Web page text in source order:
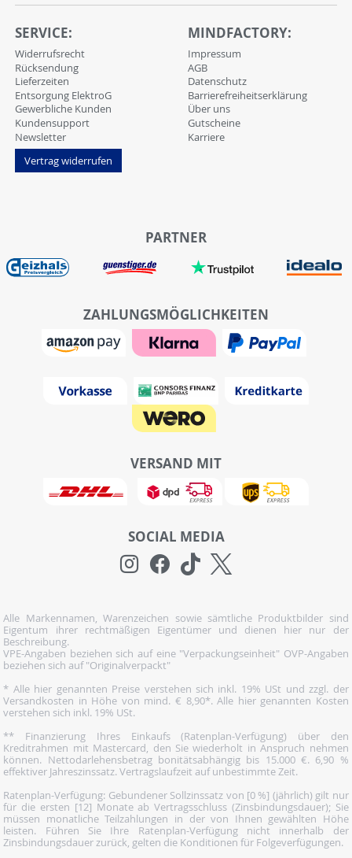
SERVICE:
Widerrufsrecht
Rücksendung
Lieferzeiten
Entsorgung ElektroG
Gewerbliche Kunden
Kundensupport
Newsletter
Vertrag widerrufen
MINDFACTORY:
Impressum
AGB
Datenschutz
Barrierefreiheitserklärung
Über uns
Gutscheine
Karriere
PARTNER
ZAHLUNGSMÖGLICHKEITEN
VERSAND MIT
SOCIAL MEDIA
Alle Markennamen, Warenzeichen sowie sämtliche Produktbilder sind
Eigentum ihrer rechtmäßigen Eigentümer und dienen hier nur der
Beschreibung.
VPE-Angaben beziehen sich auf eine "Verpackungseinheit" OVP-Angaben
beziehen sich auf "Originalverpackt"
* Alle hier genannten Preise verstehen sich inkl. 19% USt und zzgl. der
Versandkosten in Höhe von mind. € 8,90*. Alle hier genannten Kosten
verstehen sich inkl. 19% USt.
** Finanzierung Ihres Einkaufs (Ratenplan-Verfügung) über den
Kreditrahmen mit Mastercard, den Sie wiederholt in Anspruch nehmen
können. Nettodarlehensbetrag bonitätsabhängig bis 15.000 €. 6,90 %
effektiver Jahreszinssatz. Vertragslaufzeit auf unbestimmte Zeit.
Ratenplan-Verfügung: Gebundener Sollzinssatz von [0 %] (jährlich) gilt nur
für die ersten [12] Monate ab Vertragsschluss (Zinsbindungsdauer); Sie
müssen monatliche Teilzahlungen in der von Ihnen gewählten Höhe
leisten. Führen Sie Ihre Ratenplan-Verfügung nicht innerhalb der
Zinsbindungsdauer zurück, gelten die Konditionen für Folgeverfügungen.